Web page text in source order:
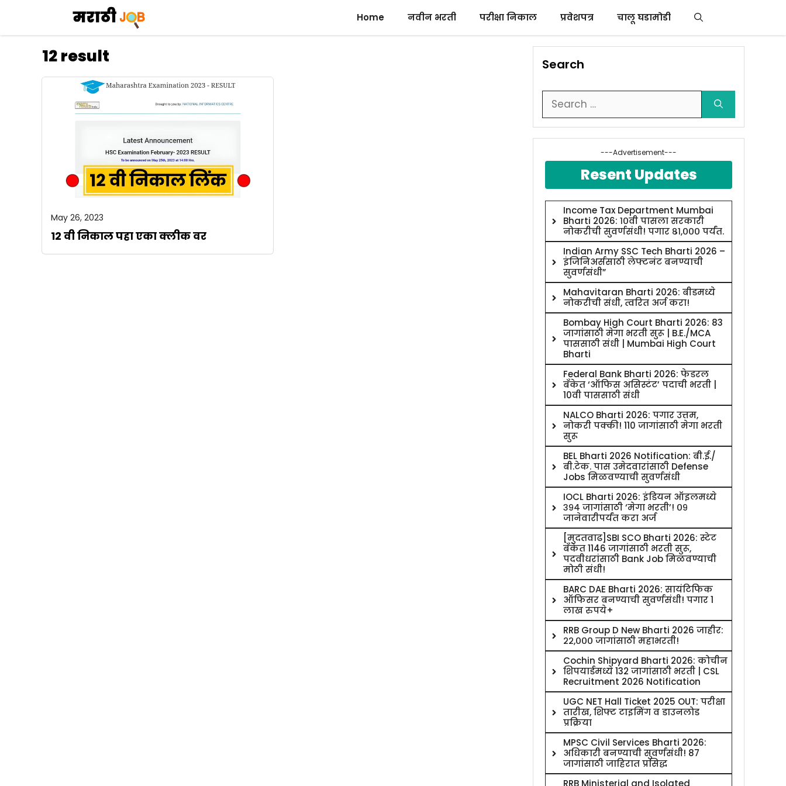
content
Home नवीन भरती परीक्षा निकाल प्रवेशपत्र चालू घडामोडी
12 result
May 26, 2023
12 वी निकाल पहा एका क्लीक वर
Search
Search
for:
---Advertisement---
Resent Updates
Income Tax Department Mumbai
Bharti 2026: १०वी पासला सरकारी
नोकरीची सुवर्णसंधी! पगार ८१,००० पर्यंत.
Indian Army SSC Tech Bharti 2026 –
इंजिनिअर्ससाठी लेफ्टनंट बनण्याची
सुवर्णसंधी”
Mahavitaran Bharti 2026: बीडमध्ये
नोकरीची संधी, त्वरित अर्ज करा!
Bombay High Court Bharti 2026: 83
जागांसाठी मेगा भरती सुरू | B.E./MCA
पाससाठी संधी | Mumbai High Court
Bharti
Federal Bank Bharti 2026: फेडरल
बँकेत ‘ऑफिस असिस्टंट’ पदाची भरती |
10वी पाससाठी संधी
NALCO Bharti 2026: पगार उत्तम,
नोकरी पक्की! 110 जागांसाठी मेगा भरती
सुरू
BEL Bharti 2026 Notification: बी.ई./
बी.टेक. पास उमेदवारांसाठी Defense
Jobs मिळवण्याची सुवर्णसंधी
IOCL Bharti 2026: इंडियन ऑइलमध्ये
३९४ जागांसाठी ‘मेगा भरती’! ०९
जानेवारीपर्यंत करा अर्ज
[मुदतवाढ]SBI SCO Bharti 2026: स्टेट
बँकेत 1146 जागांसाठी भरती सुरू,
पदवीधरांसाठी Bank Job मिळवण्याची
मोठी संधी!
BARC DAE Bharti 2026: सायंटिफिक
ऑफिसर बनण्याची सुवर्णसंधी! पगार 1
लाख रुपये+
RRB Group D New Bharti 2026 जाहीर:
२२,००० जागांसाठी महाभरती!
Cochin Shipyard Bharti 2026: कोचीन
शिपयार्डमध्ये 132 जागांसाठी भरती | CSL
Recruitment 2026 Notification
UGC NET Hall Ticket 2025 OUT: परीक्षा
तारीख, शिफ्ट टाइमिंग व डाउनलोड
प्रक्रिया
MPSC Civil Services Bharti 2026:
अधिकारी बनण्याची सुवर्णसंधी! 87
जागांसाठी जाहिरात प्रसिद्ध
RRB Ministerial and Isolated